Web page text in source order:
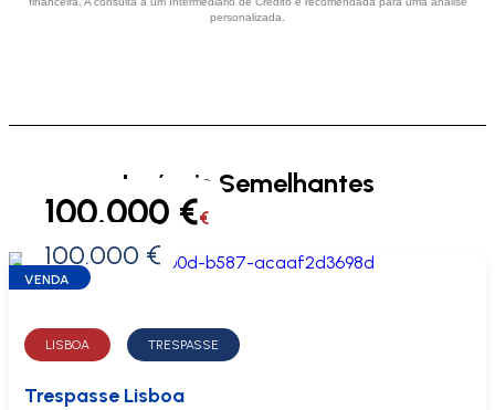
personalizada.
Imóveis Semelhantes
0 €
100.000 €€
100.000 €
VENDA
LISBOA TRESPASSE
Trespasse Lisboa